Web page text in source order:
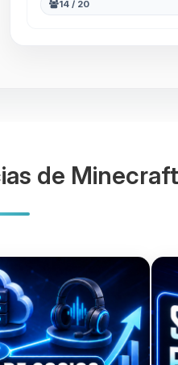
14 / 20
de Minecraft